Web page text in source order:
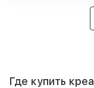
Где купить